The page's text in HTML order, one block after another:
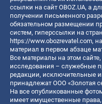
ссылки на сайт OBOZ.UA, а
получении письменного
обязательном размещении
систем, гиперссылки на
https://www.obozrevatel.com,
материал в первом абзаце
Все материалы на этом
исследования – служебные
редакции, исключительные
принадлежат ООО «Золотая
На все опубликованные
имеет имущественные